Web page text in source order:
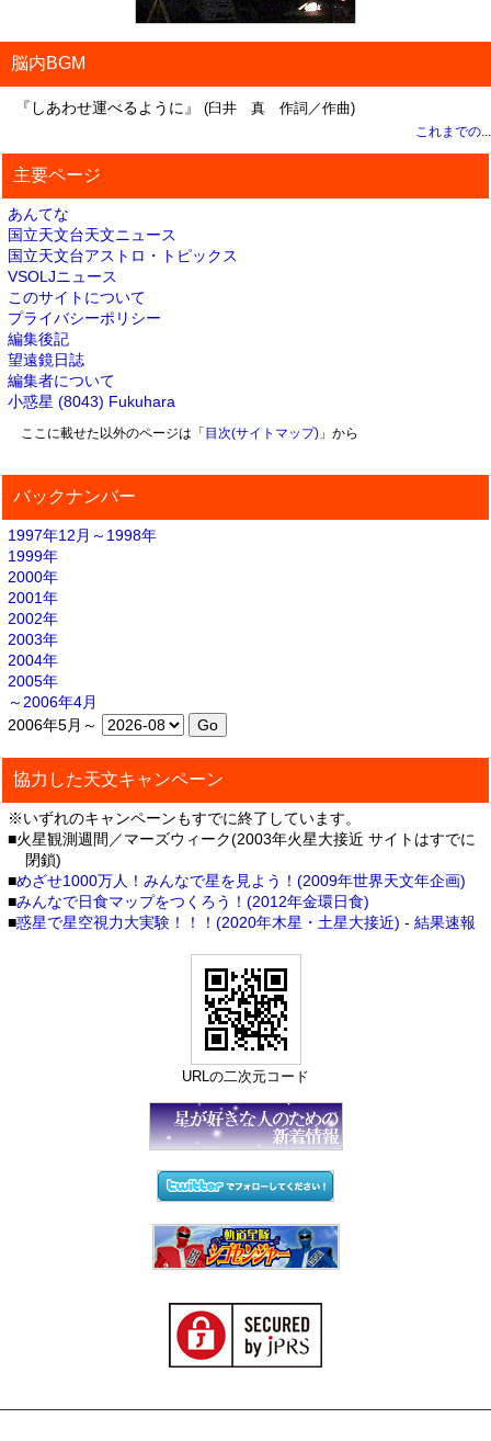
脳内BGM
『しあわせ運べるように』 (臼井 真 作詞／作曲)
これまでの...
主要ページ
あんてな
国立天文台天文ニュース
国立天文台アストロ・トピックス
VSOLJニュース
このサイトについて
プライバシーポリシー
編集後記
望遠鏡日誌
編集者について
小惑星 (8043) Fukuhara
ここに載せた以外のページは「 目次(サイトマップ)」から
バックナンバー
1997年12月～1998年
1999年
2000年
2001年
2002年
2003年
2004年
2005年
～2006年4月
2006年5月～
協力した天文キャンペーン
※いずれのキャンペーンもすでに終了しています。
■火星観測週間／マーズウィーク(2003年火星大接近 サイトはすでに
閉鎖)
■めざせ1000万人！みんなで星を見よう！(2009年世界天文年企画)
■みんなで日食マップをつくろう！(2012年金環日食)
■惑星で星空視力大実験！！！(2020年木星・土星大接近) - 結果速報
URLの二次元コード